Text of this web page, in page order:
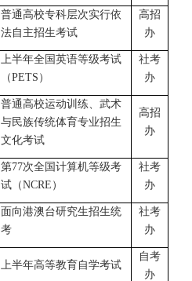
普通高校专科层次实行依
法自主招生考试
高招
办
上半年全国英语等级考试
（PETS）
社考
办
普通高校运动训练、武术
与民族传统体育专业招生
文化考试
高招
办
第77次全国计算机等级考
试（NCRE）
社考
办
面向港澳台研究生招生统
考
社考
办
上半年高等教育自学考试
自考
办